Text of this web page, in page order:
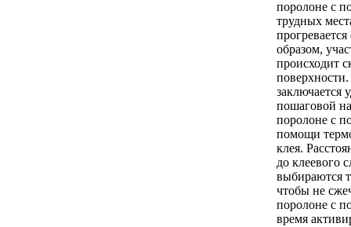
поролоне с
трудных
образом,
происходит
заключается
пошаговой
поролоне с
помощи
клея.
до клеевого
выбираются
чтобы не
поролоне с
время